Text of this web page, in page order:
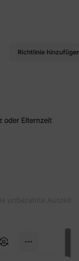
unbezahlte Auszeit